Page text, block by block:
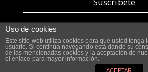
© 2018 SidesOut. All Rights
Uso de cookies
Este sitio web utiliza cookies para que usted tenga
usuario. Si continúa navegando está dando su
de las mencionadas cookies y la aceptación de
el enlace para mayor información.
ACEPTAR